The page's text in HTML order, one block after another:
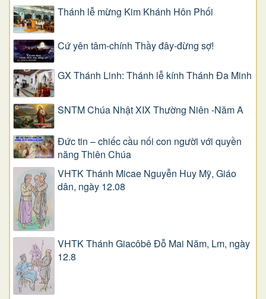
Thánh lễ mừng Kim Khánh Hôn Phối
Cứ yên tâm-chính Thầy đây-đừng sợ!
GX Thánh Linh: Thánh lễ kính Thánh Đa Minh
SNTM Chúa Nhật XIX Thường Niên -Năm A
Đức tin – chiếc cầu nối con người với quyền
năng Thiên Chúa
VHTK Thánh Micae Nguyễn Huy Mỹ, Giáo
dân, ngày 12.08
VHTK Thánh Giacôbê Ðỗ Mai Năm, Lm, ngày
12.8